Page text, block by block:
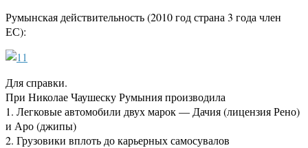
Румынская действительность (2010 год страна 3 года член
ЕС):
Для справки.
При Николае Чаушеску Румыния производила
1. Легковые автомобили двух марок — Дачия (лицензия Рено)
и Аро (джипы)
2. Грузовики вплоть до карьерных самосувалов